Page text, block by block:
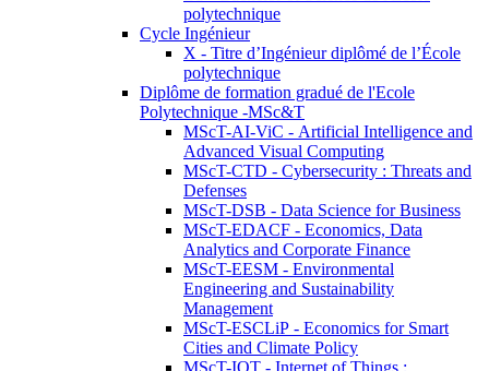
polytechnique
Cycle Ingénieur
X - Titre d’Ingénieur diplômé de l’École
polytechnique
Diplôme de formation gradué de l'Ecole
Polytechnique -MSc&T
MScT-AI-ViC - Artificial Intelligence and
Advanced Visual Computing
MScT-CTD - Cybersecurity : Threats and
Defenses
MScT-DSB - Data Science for Business
MScT-EDACF - Economics, Data
Analytics and Corporate Finance
MScT-EESM - Environmental
Engineering and Sustainability
Management
MScT-ESCLiP - Economics for Smart
Cities and Climate Policy
MScT-IOT - Internet of Things :